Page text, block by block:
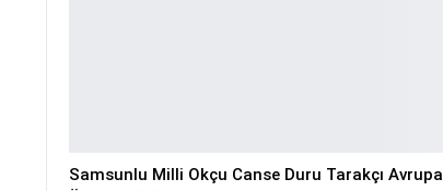
Samsunlu Milli Okçu Canse Duru Tarakçı Avrupa